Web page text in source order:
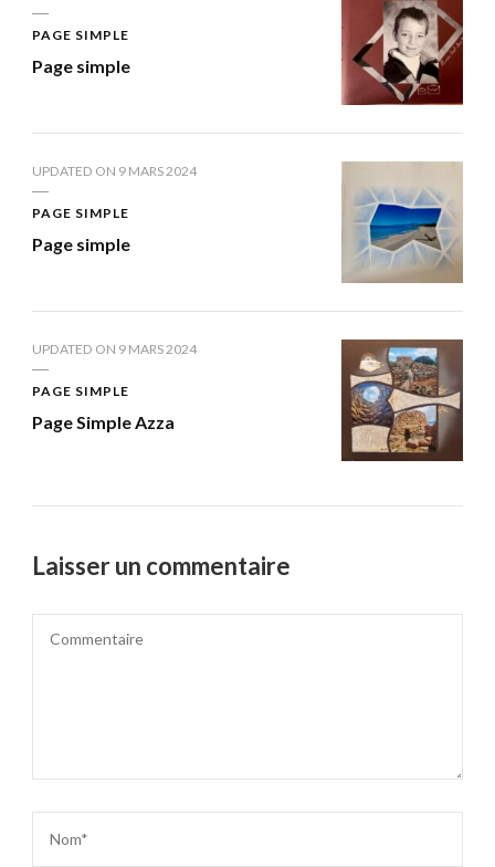
PAGE SIMPLE
Page simple
UPDATED ON 9 MARS 2024
PAGE SIMPLE
Page simple
UPDATED ON 9 MARS 2024
PAGE SIMPLE
Page Simple Azza
Laisser un commentaire